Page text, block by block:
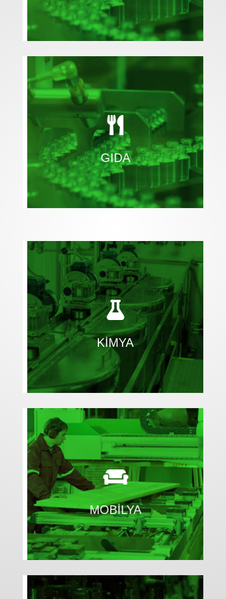

GIDA

Gerçek zamanlı üretim verilerini kullanarak
değişen müşteri taleplerini karşılamak için daralan
marjların üstesinden gelin, verimliliği ve
kapasiteyi artırın.

KİMYA

Gerçek zamanlı üretim verilerini kullanarak
değişen müşteri taleplerini karşılamak için daralan
marjların üstesinden gelin, verimliliği ve
kapasiteyi artırın.

MOBİLYA

Makinelerin aktivitelerini, operatörlerin molarını,
ürün tiplerinin ne zaman ve ne kadar süre ile
üretildiği gibi tüm KPI’lar dijital bir ortamda
kolaylıkla ölçümlenebilmektedir.